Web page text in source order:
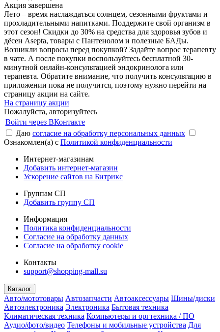
Акция завершена
Лето – время наслаждаться солнцем, сезонными фруктами и
прохладительными напитками. Поддержите свой организм в
этот сезон! Скидки до 30% на средства для здоровья зубов и
дёсен Asepta, товары с Пантенолом и полезные БАДы.
Возникли вопросы перед покупкой? Задайте вопрос терапевту
в чате. А после покупки воспользуйтесь бесплатной 30-
минутной онлайн-консультацией эндокринолога или
терапевта. Обратите внимание, что получить консультацию в
приложении пока не получится, поэтому нужно перейти на
страницу акции на сайте.
На страницу акции
Пожалуйста, авторизуйтесь
Войти через ВКонтакте
Даю согласие на обработку персональных данных
Ознакомлен(а) с Политикой конфиденциальности
Интернет-магазинам
Добавить интернет-магазин
Ускорение сайтов на Битрикс
Группам СП
Добавить группу СП
Информация
Политика конфиденциальности
Согласие на обработку данных
Согласие на обработку cookie
Контакты
support@shopping-mall.su
Каталог
Авто/мототовары Автозапчасти Автоаксессуары Шины/диски
Автоэлектроника Электроника Бытовая техника
Климатическая техника Компьютеры и оргтехника / ПО
Аудио/фото/видео Телефоны и мобильные устройства Для